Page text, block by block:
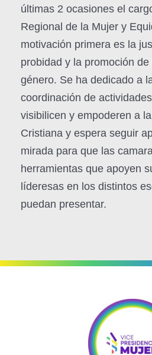
últimas 2 ocasiones el
Regional de la Mujer y
motivación primera es la
probidad y la promoción
género. Se ha dedicado a
coordinación de
visibilicen y empoderen a
Cristiana y espera seguir
mirada para que las
herramientas que apoyen
líderesas en los distintos
puedan presentar.